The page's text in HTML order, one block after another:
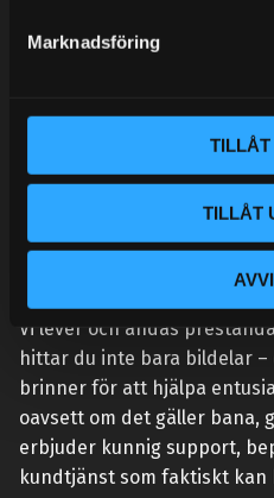
Marknadsföring
TILLÅT
VÅR AFFÄRSIDÉ ÄR ENKEL:
Vi lever och andas
hittar du inte bara bildelar
brinner för att hjälpa
oavsett om det gäller bana,
erbjuder kunnig support,
kundtjänst som faktiskt kan